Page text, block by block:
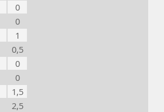
0
0
1
0,5
0
0
1,5
2,5